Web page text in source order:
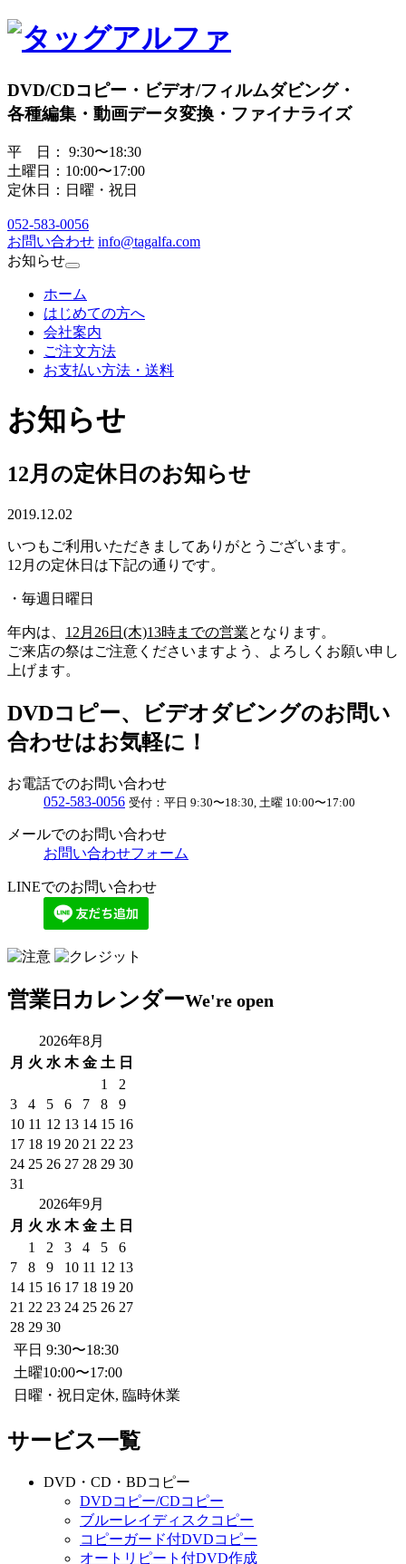
DVD/CDコピー・ビデオ/フィルムダビング・
各種編集・動画データ変換・ファイナライズ
平 日： 9:30〜18:30
土曜日：10:00〜17:00
定休日：日曜・祝日
052-583-0056
お問い合わせ info@tagalfa.com
お知らせ
ホーム
はじめての方へ
会社案内
ご注文方法
お支払い方法・送料
お知らせ
12月の定休日のお知らせ
2019.12.02
いつもご利用いただきましてありがとうございます。
12月の定休日は下記の通りです。
・毎週日曜日
年内は、 12月26日(木)13時までの営業となります。
ご来店の祭はご注意くださいますよう、よろしくお願い申し
上げます。
DVDコピー、ビデオダビングのお問い
合わせはお気軽に！
お電話でのお問い合わせ
052-583-0056 受付： 平日 9:30〜18:30, 土曜 10:00〜17:00
メールでのお問い合わせ
お問い合わせフォーム
LINEでのお問い合わせ
営業日カレンダーWe're open
2026年8月
月 火 水 木 金 土 日
1
2
3
4 5 6 7 8
9
10 11 12 13 14 15 16
17 18 19 20 21 22 23
24 25 26 27 28 29 30
31
2026年9月
月 火 水 木 金 土 日
1
2 3 4 5
6
7
8 9 10 11 12 13
14 15 16 17 18 19 20
21 22 23 24 25 26 27
28 29 30
平日 9:30〜18:30
土曜10:00〜17:00
日曜・祝日定休, 臨時休業
サービス一覧
DVD・CD・BDコピー
DVDコピー/CDコピー
ブルーレイディスクコピー
コピーガード付DVDコピー
オートリピート付DVD作成